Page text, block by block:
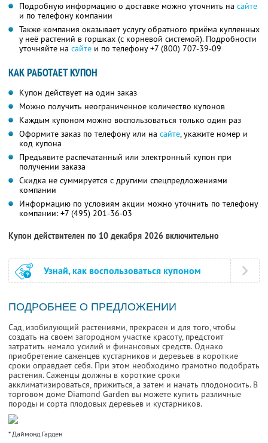
Подробную информацию о доставке можно уточнить на сайте
и по телефону компании
Также компания оказывает услугу обратного приёма купленных
у неё растений в горшках (с корневой системой). Подробности
уточняйте на сайте и по телефону+7 (800) 707-39-09
КАК РАБОТАЕТ КУПОН
Купон действует на один заказ
Можно получить неограниченное количество купонов
Каждым купоном можно воспользоваться только один раз
Оформите заказ по телефону или на сайте, укажите номер и
код купона
Предъявите распечатанный или электронный купон при
получении заказа
Скидка не суммируется с другими спецпредложениями
компании
Информацию по условиям акции можно уточнить по телефону
компании: +7 (495) 201-36-03
Купон действителен по 10 декабря 2026 включительно
Узнай, как воспользоваться купоном
ПОДРОБНЕЕ О ПРЕДЛОЖЕНИИ
Сад, изобилующий растениями, прекрасен и для того, чтобы
создать на своем загородном участке красоту, предстоит
затратить немало усилий и финансовых средств. Однако
приобретение саженцев кустарников и деревьев в короткие
сроки оправдает себя. При этом необходимо грамотно подобрать
растения. Саженцы должны в короткие сроки
акклиматизироваться, прижиться, а затем и начать плодоносить. В
торговом доме Diamond Garden вы можете купить различные
породы и сорта плодовых деревьев и кустарников.
* Даймонд Гарден